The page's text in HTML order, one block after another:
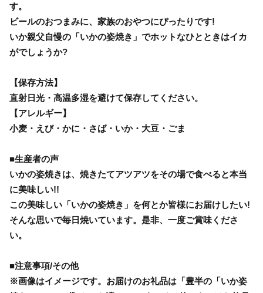
す。
ビールのおつまみに、家族のおやつにぴったりです!
いか親父自慢の「いかの姿焼き」でホットなひとときはイカ
がでしょうか?
【保存方法】
直射日光・高温多湿を避けて保存してください。
【アレルギー】
小麦・えび・かに・さば・いか・大豆・ごま
■生産者の声
いかの姿焼きは、焼きたてアツアツをその場で食べると本当
に美味しい!!
この美味しい「いかの姿焼き」を何とか皆様にお届けしたい!
そんな思いで毎日焼いています。是非、一度ご賞味くださ
い。
■注意事項/その他
※画像はイメージです。お届けのお礼品は「豊半の「いか姿